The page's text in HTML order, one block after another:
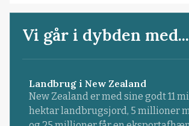
Vi går i dybden med...
Landbrug i New Zealand
New Zealand er med sine godt 11
hektar landbrugsjord, 5 millioner